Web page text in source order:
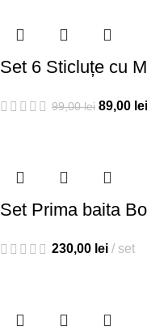
Set 6 Sticluțe cu
99,00lei 89,00 lei
Set Prima baita
230,00 lei set